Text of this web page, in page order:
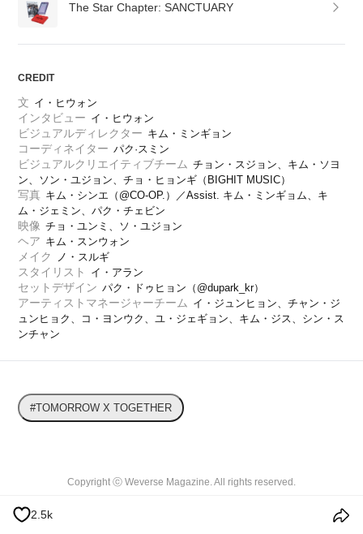
The Star Chapter: SANCTUARY
CREDIT
文 イ・ヒウォン
インタビュー イ・ヒウォン
ビジュアルディレクター キム・ミンギョン
コーディネイター パク·スミン
ビジュアルクリエイティブチーム チョン・スジョン、キム・ソヨ
ン、ソン・ユジョン、チョ・ヒョンギ（BIGHIT MUSIC）
写真 キム・シンエ（@CO-OP.）／Assist. キム・ミンギョム、キ
ム・ジェミン、パク・チェビン
映像 チョ・ユンミ、ソ・ユジョン
ヘア キム・スンウォン
メイク ノ・スルギ
スタイリスト イ・アラン
セットデザイン パク・ドゥヒョン（@dupark_kr）
アーティストマネージャーチーム イ・ジュンヒョン、チャン・ジ
ュンヒョク、コ・ヨンウク、ユ・ジェギョン、キム・ジス、シン・ス
ンチャン
#TOMORROW X TOGETHER
Copyright ⓒ Weverse Magazine. All rights reserved.
2.5k